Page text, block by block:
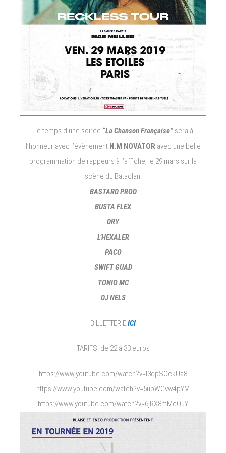
Le temps d’une soirée “La Chanson Française” sera à
l’honneur avec l’évènement N.M NOVATOR avec une belle
programmation de rappeurs à l’affiche, le 29 mars sur la
scène du Bataclan:
BASTARD PROD
BUSTA FLEX
DRY
L’HEXALER
PACO
SWIFT GUAD
TONIO MC
DJ NELS
BILLETTERIEICI
TARIFS: de 22 à 33 euros
https://www.youtube.com/watch?v=l3qpSOckUa8
https://www.youtube.com/watch?v=5ubWGvw4pYM
https://www.youtube.com/watch?v=6jRX8mMcQuY